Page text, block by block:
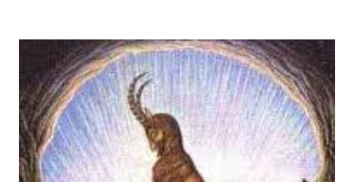
puerta. La capacidad real de influir está más arriba todavía:
el 0,1 % controla más del 20 % de toda la riqueza mundial ,
y el 0,01 % , una élite diminuta, acumula fortunas capaces
de decidir el destino de países enteros. El capital en sí
mismo no es el problema; el capital construye, innova y
crea. El peligro proviene de la plutocracia , esa forma de
poder que, a diferencia del capital productivo, no levanta ni